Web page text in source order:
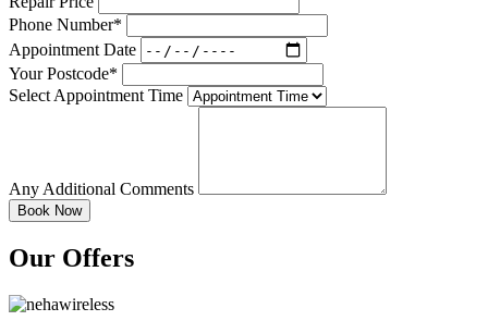
Phone Number*
Appointment Date
Your Postcode*
Select Appointment Time
Any Additional Comments
Our Offers